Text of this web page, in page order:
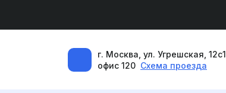
г. Москва, ул. Угрешская, 12с1,
офис 120 Схема проезда